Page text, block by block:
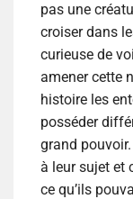
pas une
croiser dans
curieuse de
amener cette
histoire les
posséder
grand
à leur sujet et
ce qu’ils